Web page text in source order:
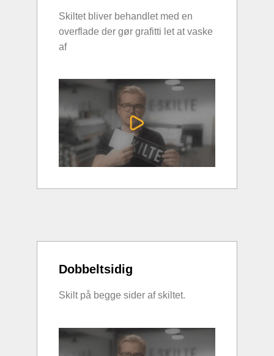
Skiltet bliver behandlet med en
overflade der gør grafitti let at vaske
af
Dobbeltsidig
Skilt på begge sider af skiltet.